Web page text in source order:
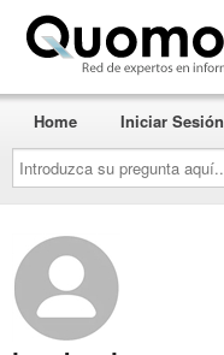
Introduzca
su
pregunta
aquí...
Home Iniciar Sesión